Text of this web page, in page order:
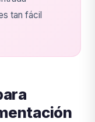
tan fácil